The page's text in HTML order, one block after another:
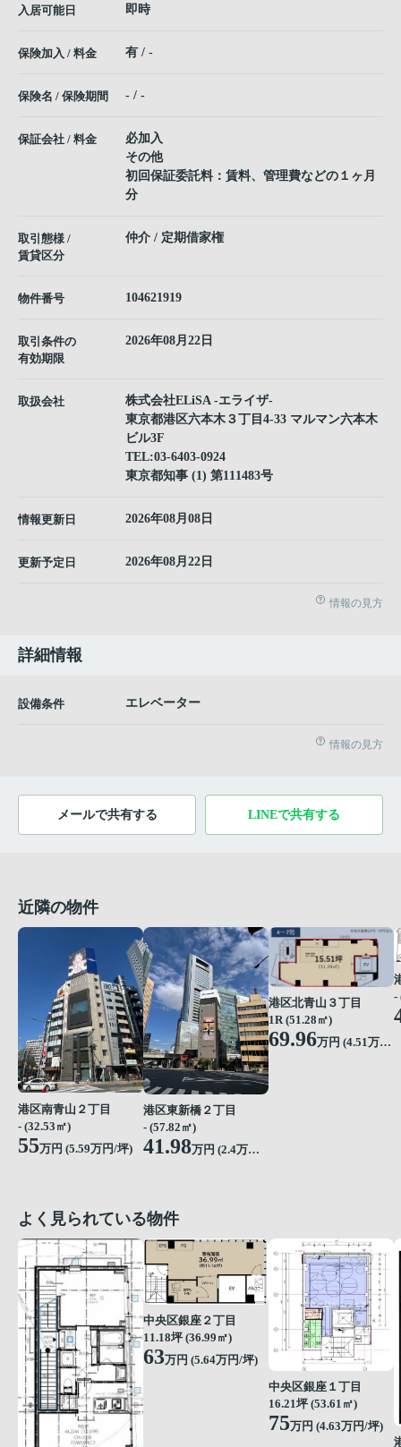
入居可能日 即時
保険加入 / 料金 有 / -
保険名 / 保険期間 - / -
保証会社 / 料金
必加入
その他
初回保証委託料：賃料、管理費などの１ヶ月
分
取引態様 /
賃貸区分
仲介 / 定期借家権
物件番号 104621919
取引条件の
有効期限
2026年08月22日
取扱会社
株式会社ELiSA -エライザ-
東京都港区六本木３丁目4-33 マルマン六本木
ビル3F
TEL:03-6403-0924
東京都知事 (1) 第111483号
情報更新日 2026年08月08日
更新予定日 2026年08月22日
情報の見方
詳細情報
設備条件 エレベーター
情報の見方
メールで共有する LINEで共有する
近隣の物件
港区南青山２丁目
- (32.53㎡)
55万円 (5.59万円/坪)
港区東新橋２丁目
- (57.82㎡)
41.98万円 (2.4万円/坪)
港区北青山３丁目
1R (51.28㎡)
69.96万円 (4.51万円/坪)
-
よく見られている物件
中央区銀座２丁目
11.18坪 (36.99㎡)
63万円 (5.64万円/坪)
中央区銀座１丁目
16.21坪 (53.61㎡)
75万円 (4.63万円/坪)